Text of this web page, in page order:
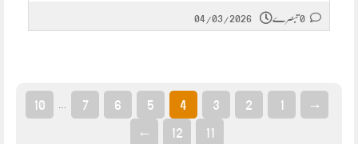
04/03/2026
→
1
2
3
4
5
6
7
10
11
12
←